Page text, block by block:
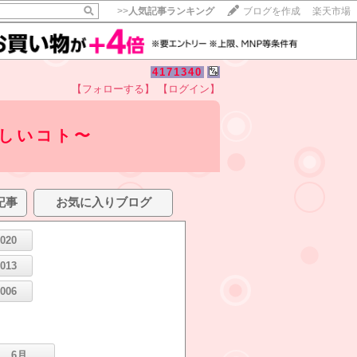
>>人気記事ランキング ブログを作成 楽天市場
4171340
【フォローする】 【ログイン】
いコト〜
事 お気に入りブログ